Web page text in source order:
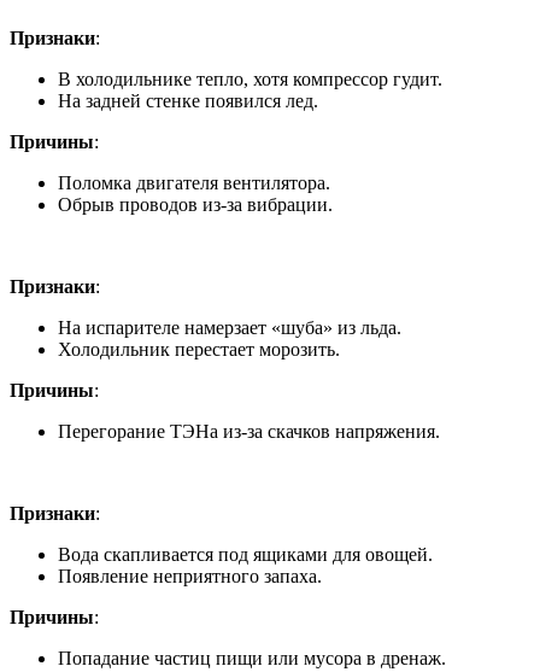
Признаки:
В холодильнике тепло, хотя компрессор гудит.
На задней стенке появился лед.
Причины:
Поломка двигателя вентилятора.
Обрыв проводов из-за вибрации.
Признаки:
На испарителе намерзает «шуба» из льда.
Холодильник перестает морозить.
Причины:
Перегорание ТЭНа из-за скачков напряжения.
Признаки:
Вода скапливается под ящиками для овощей.
Появление неприятного запаха.
Причины:
Попадание частиц пищи или мусора в дренаж.